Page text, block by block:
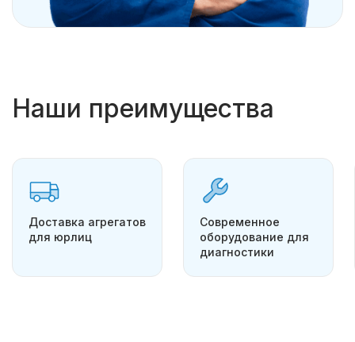
Наши преимущества
Доставка агрегатов
для юрлиц
Современное
оборудование для
диагностики